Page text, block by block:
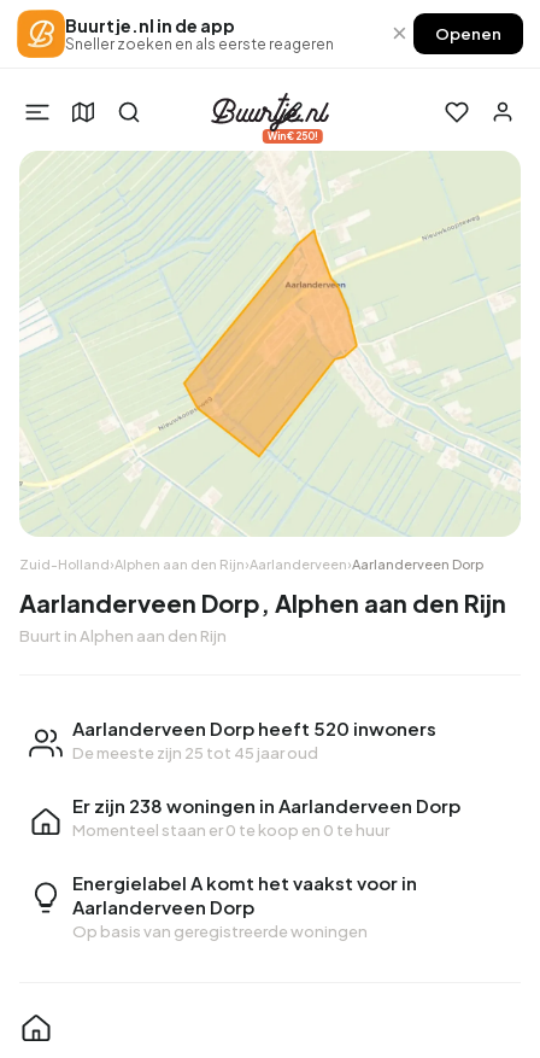
Buurtje.nl in de app
Sneller zoeken en als eerste reageren × Openen
Win €250!
Zuid-Holland›Alphen aan den Rijn›Aarlanderveen›Aarlanderveen Dorp
Aarlanderveen Dorp, Alphen aan den Rijn
Buurt in Alphen aan den Rijn
Aarlanderveen Dorp heeft 520 inwoners
De meeste zijn 25 tot 45 jaar oud
Er zijn 238 woningen in Aarlanderveen Dorp
Momenteel staan er0 te koop en 0 te huur
Energielabel A komt het vaakst voor in
Aarlanderveen Dorp
Op basis van geregistreerde woningen